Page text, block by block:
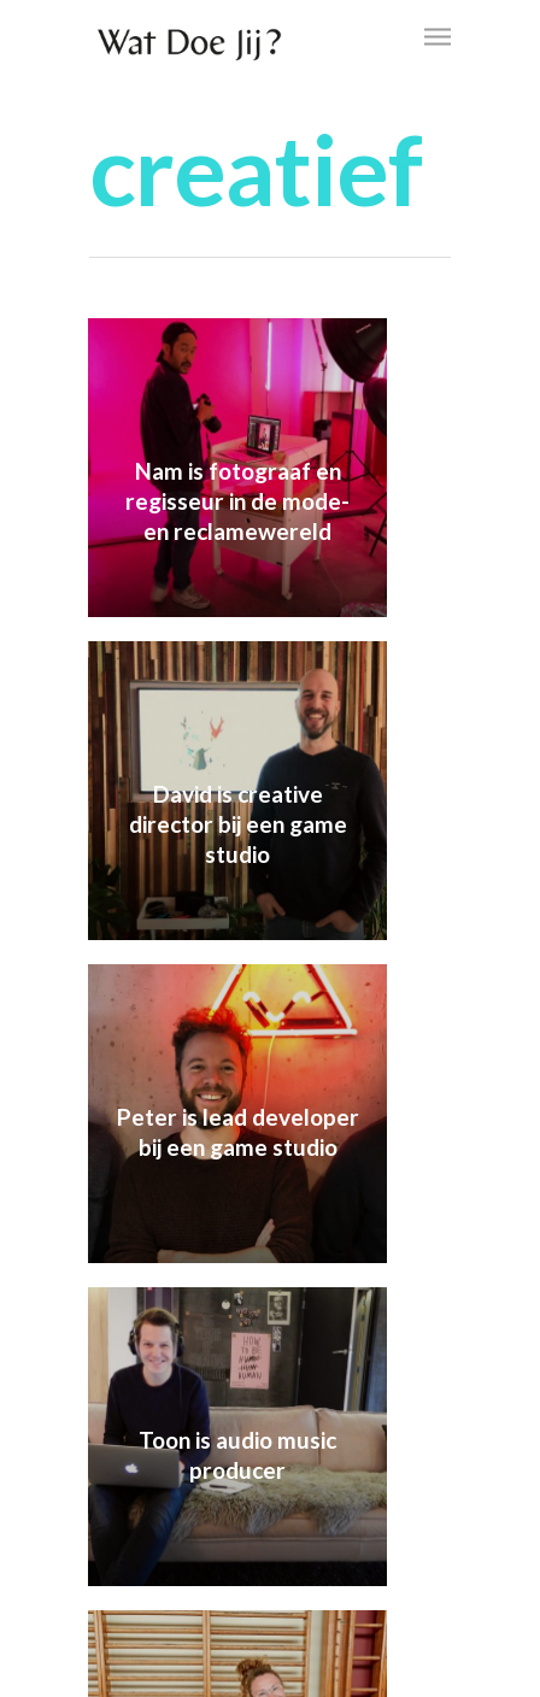
creatief
Nam is fotograaf en
regisseur in de mode-
en reclamewereld
David is creative
director bij een game
studio
Peter is lead developer
bij een game studio
Toon is audio music
producer